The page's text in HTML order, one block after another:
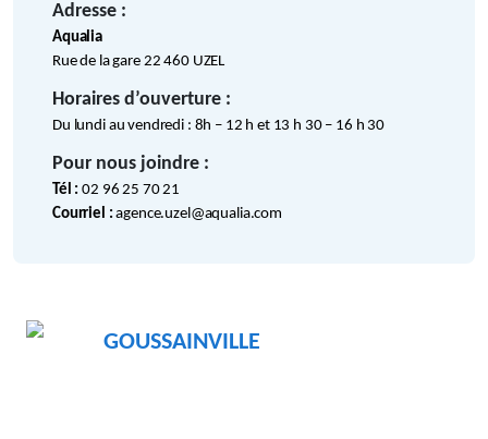
Adresse :
Aqualia
Rue de la gare 22 460 UZEL
Horaires d’ouverture :
Du lundi au vendredi : 8h – 12 h et 13 h 30 – 16 h 30
Pour nous joindre :
Tél :02 96 25 70 21
Courriel :agence.uzel@aqualia.com
GOUSSAINVILLE